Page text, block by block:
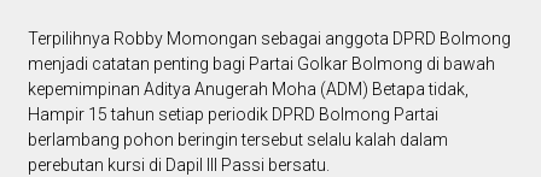
Terpilihnya Robby Momongan sebagai anggota DPRD Bolmong
menjadi catatan penting bagi Partai Golkar Bolmong di bawah
kepemimpinan Aditya Anugerah Moha (ADM) Betapa tidak,
Hampir 15 tahun setiap periodik DPRD Bolmong Partai
berlambang pohon beringin tersebut selalu kalah dalam
perebutan kursi di Dapil III Passi bersatu.